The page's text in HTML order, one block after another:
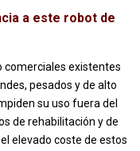
a este robot de
comerciales existentes
pesados y de alto
su uso fuera del
de rehabilitación y de
elevado coste de estos